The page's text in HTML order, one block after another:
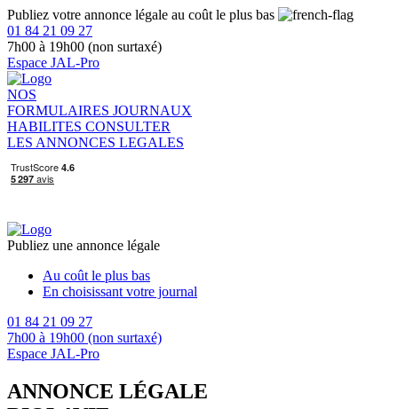
Publiez votre annonce légale au coût le plus bas
01 84 21 09 27
7h00 à 19h00 (non surtaxé)
Espace JAL-Pro
NOS
FORMULAIRES JOURNAUX
HABILITES CONSULTER
LES ANNONCES LEGALES
Publiez une annonce légale
Au coût le plus bas
En choisissant votre journal
01 84 21 09 27
7h00 à 19h00 (non surtaxé)
Espace JAL-Pro
ANNONCE LÉGALE